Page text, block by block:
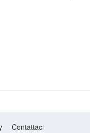
Contattaci